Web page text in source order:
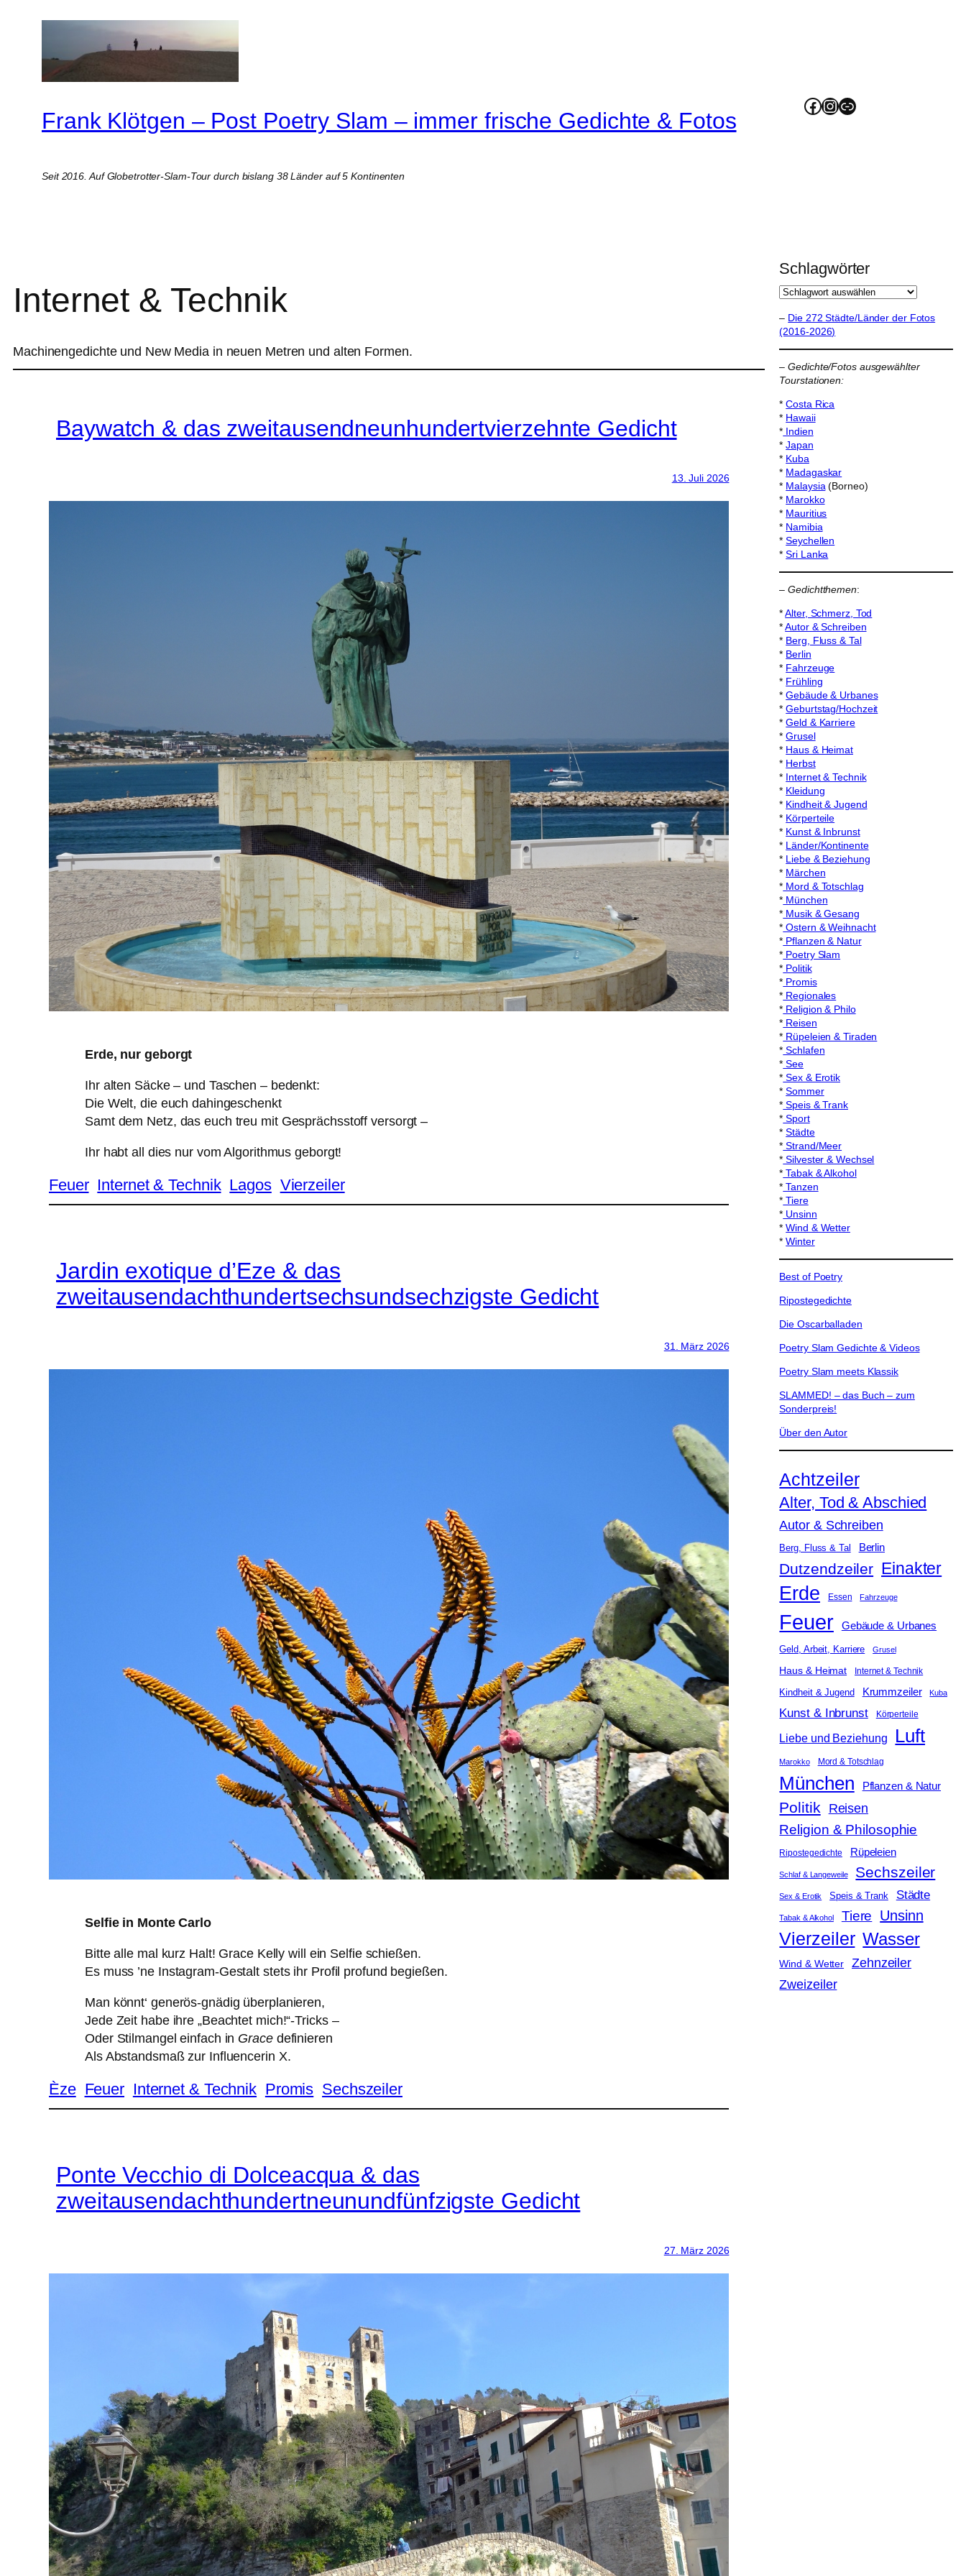
springen
Frank Klötgen – Post Poetry Slam – immer frische Gedichte & Fotos
Seit 2016. Auf Globetrotter-Slam-Tour durch bislang 38 Länder auf 5 Kontinenten
Facebook
Instagram
Link
Internet & Technik
Machinengedichte und New Media in neuen Metren und alten Formen.
Baywatch & das zweitausendneunhundertvierzehnte Gedicht
13. Juli 2026
Erde, nur geborgt
Ihr alten Säcke – und Taschen – bedenkt:
Die Welt, die euch dahingeschenkt
Samt dem Netz, das euch treu mit Gesprächsstoff versorgt –
Ihr habt all dies nur vom Algorithmus geborgt!
Feuer Internet & Technik Lagos Vierzeiler
Jardin exotique d’Eze & das
zweitausendachthundertsechsundsechzigste Gedicht
31. März 2026
Selfie in Monte Carlo
Bitte alle mal kurz Halt! Grace Kelly will ein Selfie schießen.
Es muss ’ne Instagram-Gestalt stets ihr Profil profund begießen.
Man könnt‘ generös-gnädig überplanieren,
Jede Zeit habe ihre „Beachtet mich!“-Tricks –
Oder Stilmangel einfach in Gracedefinieren
Als Abstandsmaß zur Influencerin X.
Èze Feuer Internet & Technik Promis Sechszeiler
Ponte Vecchio di Dolceacqua & das
zweitausendachthundertneunundfünfzigste Gedicht
27. März 2026
Schlagwörter
– Die 272 Städte/Länder der Fotos
(2016-2026)
–Gedichte/Fotos ausgewählter
Tourstationen:
*Costa Rica
* Hawaii
* Indien
*Japan
* Kuba
* Madagaskar
* Malaysia (Borneo)
* Marokko
* Mauritius
* Namibia
*Seychellen
*Sri Lanka
–Gedichtthemen:
*Alter, Schmerz, Tod
*Autor & Schreiben
* Berg, Fluss & Tal
* Berlin
* Fahrzeuge
* Frühling
*Gebäude & Urbanes
*Geburtstag/Hochzeit
*Geld & Karriere
*Grusel
* Haus & Heimat
* Herbst
* Internet & Technik
* Kleidung
* Kindheit & Jugend
* Körperteile
* Kunst & Inbrunst
* Länder/Kontinente
* Liebe & Beziehung
* Märchen
* Mord & Totschlag
* München
* Musik & Gesang
* Ostern & Weihnacht
* Pflanzen & Natur
* Poetry Slam
* Politik
* Promis
* Regionales
* Religion & Philo
* Reisen
* Rüpeleien & Tiraden
* Schlafen
* See
* Sex & Erotik
*Sommer
* Speis & Trank
* Sport
*Städte
* Strand/Meer
* Silvester & Wechsel
* Tabak & Alkohol
* Tanzen
* Tiere
* Unsinn
*Wind & Wetter
*Winter
Best of Poetry
Ripostegedichte
Die Oscarballaden
Poetry Slam Gedichte & Videos
Poetry Slam meets Klassik
SLAMMED! – das Buch – zum
Sonderpreis!
Über den Autor
Achtzeiler
Alter, Tod & Abschied
Autor & Schreiben
Berg, Fluss & Tal Berlin
Dutzendzeiler Einakter
Erde Essen Fahrzeuge
Feuer Gebäude & Urbanes
Geld, Arbeit, Karriere Grusel
Haus & Heimat Internet & Technik
Kindheit & Jugend Krummzeiler Kuba
Kunst & Inbrunst Körperteile
Liebe und Beziehung Luft
Marokko Mord & Totschlag
München Pflanzen & Natur
Politik Reisen
Religion & Philosophie
Ripostegedichte Rüpeleien
Schlaf & Langeweile Sechszeiler
Sex & Erotik Speis & Trank Städte
Tabak & Alkohol Tiere Unsinn
Vierzeiler Wasser
Wind & Wetter Zehnzeiler
Zweizeiler